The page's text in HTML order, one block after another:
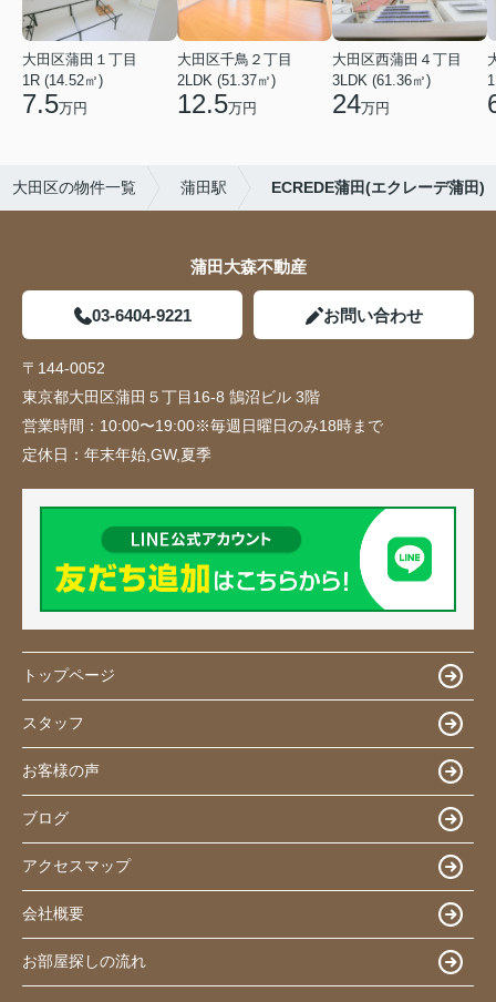
大田区蒲田１丁目
1R (14.52㎡)
7.5万円
大田区千鳥２丁目
2LDK (51.37㎡)
12.5万円
大田区西蒲田４丁目
3LDK (61.36㎡)
24万円
大田区の物件一覧 蒲田駅 ECREDE蒲田(エクレーデ蒲田)
蒲田大森不動産
03-6404-9221 お問い合わせ
〒144-0052
東京都大田区蒲田５丁目16-8 鵠沼ビル 3階
営業時間： 10:00〜19:00※毎週日曜日のみ18時まで
定休日： 年末年始,GW,夏季
トップページ
スタッフ
お客様の声
ブログ
アクセスマップ
会社概要
お部屋探しの流れ